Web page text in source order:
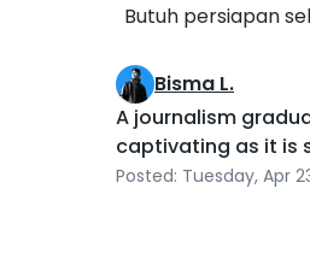
Butuh persiapan
Bisma L.
A journalism
captivating as it is
Posted: Tuesday, Apr